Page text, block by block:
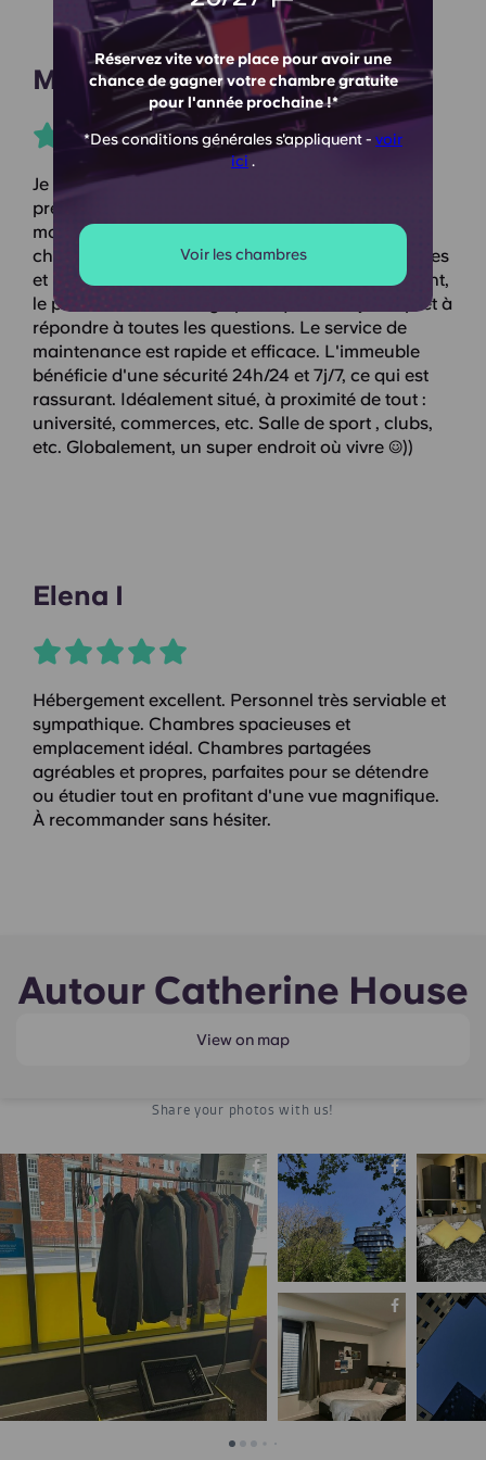
Réservez vite votre place pour avoir une
chance de gagner votre chambre gratuite
pour l'année prochaine !*
*Des conditions générales s'appliquent - voir
ici .
Voir les chambres
Maisie E
Je vis actuellement à Catherine house Pour ma
première année d'université. L'immeuble est très
moderne et l'appartement est super, avec des
chambres spacieuses, des salles de bain privatives
et une cuisine bien équipée. L'accueil est excellent,
le personnel est très sympathique et toujours prêt à
répondre à toutes les questions. Le service de
maintenance est rapide et efficace. L'immeuble
bénéficie d'une sécurité 24h/24 et 7j/7, ce qui est
rassurant. Idéalement situé, à proximité de tout :
université, commerces, etc. Salle de sport , clubs,
etc. Globalement, un super endroit où vivre :)))
Elena I
Hébergement excellent. Personnel très serviable et
sympathique. Chambres spacieuses et
emplacement idéal. Chambres partagées
agréables et propres, parfaites pour se détendre
ou étudier tout en profitant d'une vue magnifique.
À recommander sans hésiter.
Autour Catherine House
View on map